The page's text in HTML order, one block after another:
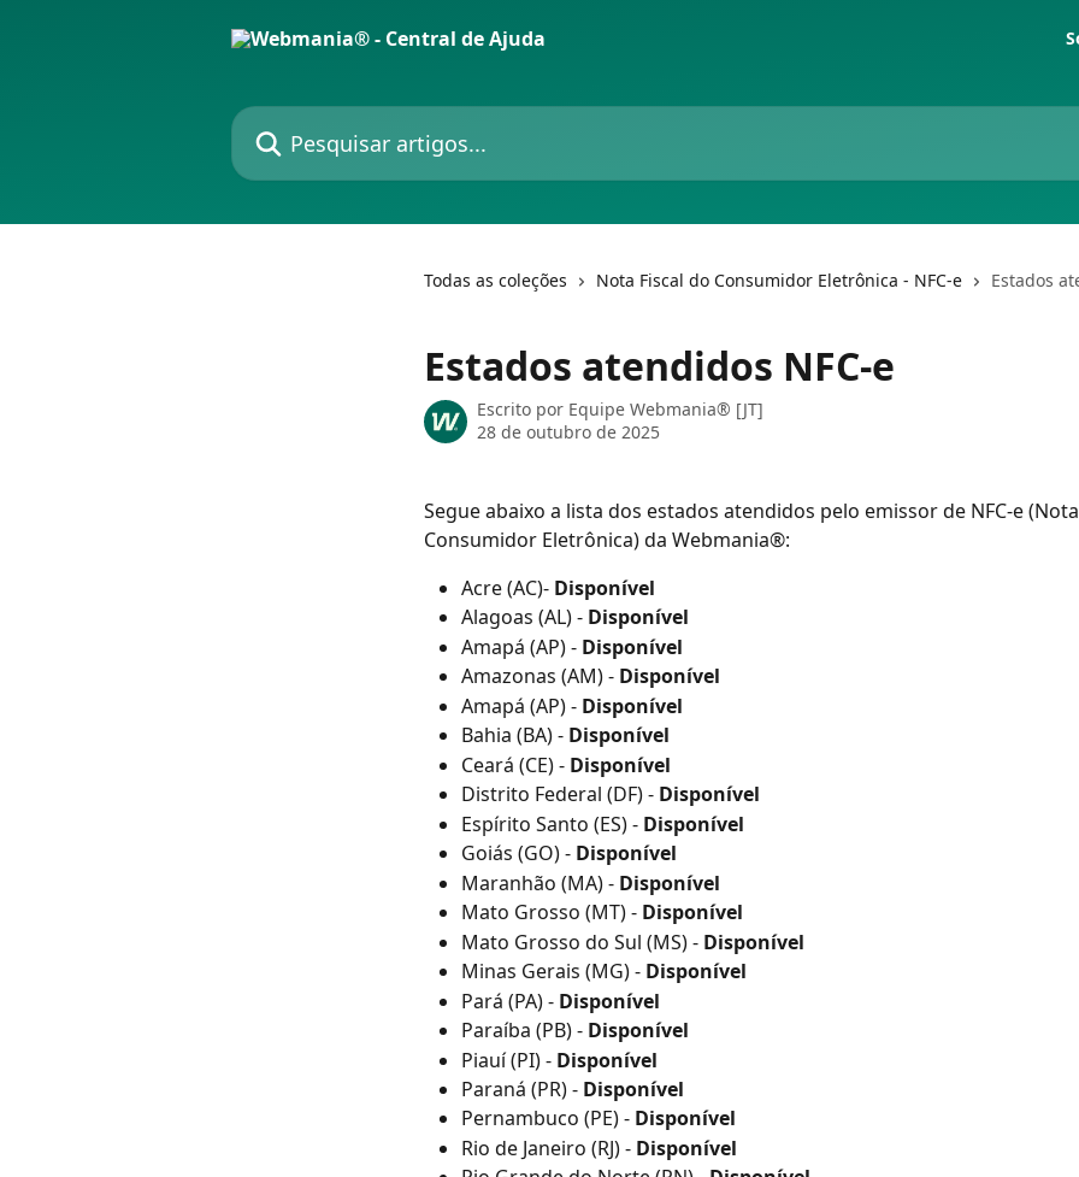
Pesquisar artigos...
Todas as coleções Nota Fiscal do Consumidor Eletrônica - NFC-e Estados
Estados atendidos NFC-e
Escrito por Equipe Webmania® [JT]
28 de outubro de 2025
Segue abaixo a lista dos estados atendidos pelo emissor de NFC-e
Consumidor Eletrônica) da Webmania®:
Acre (AC)- Disponível
Alagoas (AL) - Disponível
Amapá (AP) - Disponível
Amazonas (AM) - Disponível
Amapá (AP) - Disponível
Bahia (BA) - Disponível
Ceará (CE) - Disponível
Distrito Federal (DF) - Disponível
Espírito Santo (ES) - Disponível
Goiás (GO) - Disponível
Maranhão (MA) - Disponível
Mato Grosso (MT) - Disponível
Mato Grosso do Sul (MS) - Disponível
Minas Gerais (MG) - Disponível
Pará (PA) - Disponível
Paraíba (PB) - Disponível
Piauí (PI) - Disponível
Paraná (PR) - Disponível
Pernambuco (PE) - Disponível
Rio de Janeiro (RJ) - Disponível